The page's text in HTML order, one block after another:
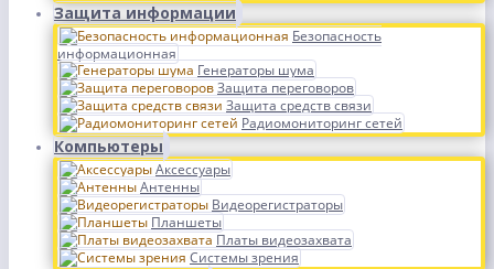
Защита информации
Безопасность
информационная
Генераторы шума
Защита переговоров
Защита средств связи
Радиомониторинг сетей
Компьютеры
Аксессуары
Антенны
Видеорегистраторы
Планшеты
Платы видеозахвата
Системы зрения